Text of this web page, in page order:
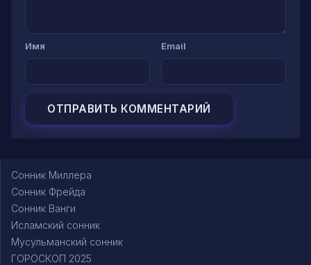
Имя Email
Сонник Миллера
Сонник Фрейда
Сонник Ванги
Исламский сонник
Мусульманский сонник
ГОРОСКОП 2025